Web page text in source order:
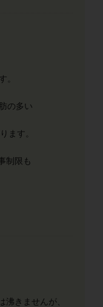
。
の多い
ます。
制限も
沸きませんが、